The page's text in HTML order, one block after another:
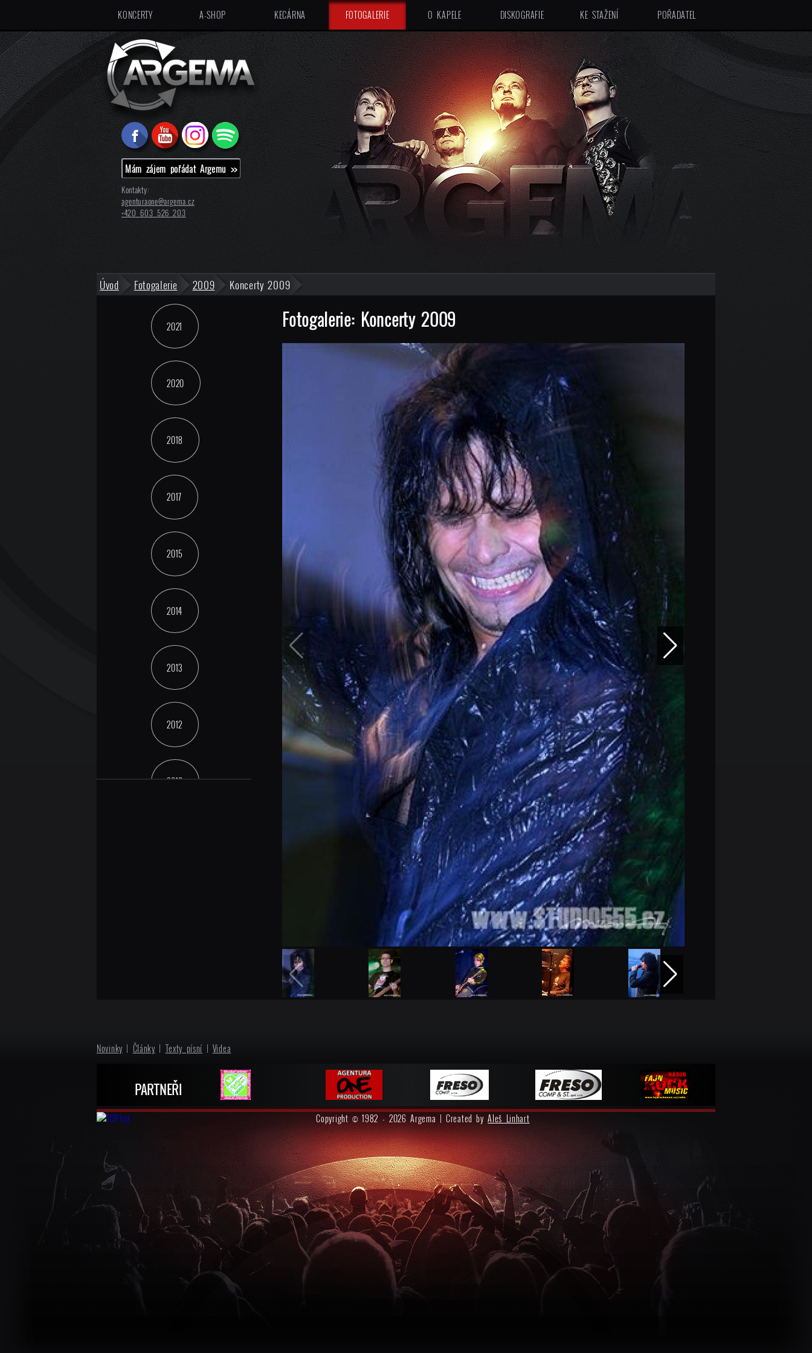
KONCERTY A-SHOP KECÁRNA FOTOGALERIE O KAPELE DISKOGRAFIE KE STAŽENÍ POŘADATEL
Mám zájem pořádat Argemu >>
Kontakty:
agenturaone@argema.cz
+420 603 526 203
Úvod Fotogalerie 2009 Koncerty 2009
2021
2020
2018
2017
2015
2014
2013
2012
2010
2006
2003
Fotogalerie: Koncerty 2009
Novinky | Články |Texty písní | Videa
PARTNEŘI
Copyright © 1982 - 2026 Argema | Created byAleš Linhart